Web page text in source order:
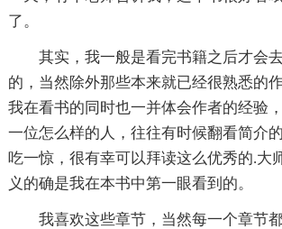
了。
其实，我一般是看完书籍之后才会
的，当然除外那些本来就已经很熟悉的
我在看书的同时也一并体会作者的经验
一位怎么样的人，往往有时候翻看简介
吃一惊，很有幸可以拜读这么优秀的.大
义的确是我在本书中第一眼看到的。
我喜欢这些章节，当然每一个章节